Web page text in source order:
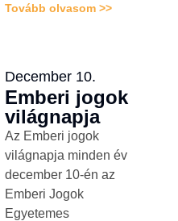
Tovább olvasom >>
December 10.
Emberi jogok
világnapja
Az Emberi jogok
világnapja minden év
december 10-én az
Emberi Jogok
Egyetemes